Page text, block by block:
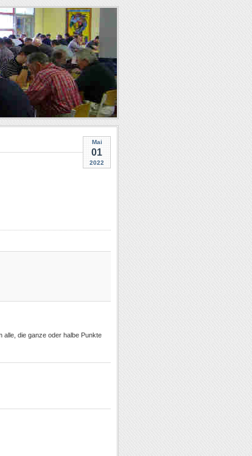
Mai
01
2022
die ganze oder halbe Punkte